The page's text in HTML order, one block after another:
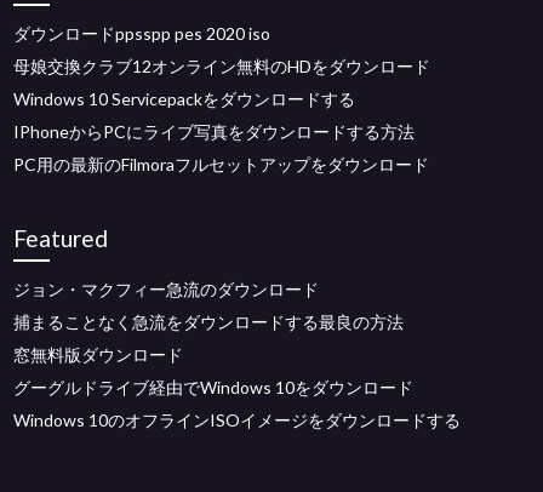
ダウンロードppsspp pes 2020 iso
母娘交換クラブ12オンライン無料のHDをダウンロード
Windows 10 Servicepackをダウンロードする
IPhoneからPCにライブ写真をダウンロードする方法
PC用の最新のFilmoraフルセットアップをダウンロード
Featured
ジョン・マクフィー急流のダウンロード
捕まることなく急流をダウンロードする最良の方法
窓無料版ダウンロード
グーグルドライブ経由でWindows 10をダウンロード
Windows 10のオフラインISOイメージをダウンロードする